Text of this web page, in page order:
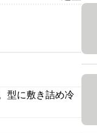
型に敷き詰め冷